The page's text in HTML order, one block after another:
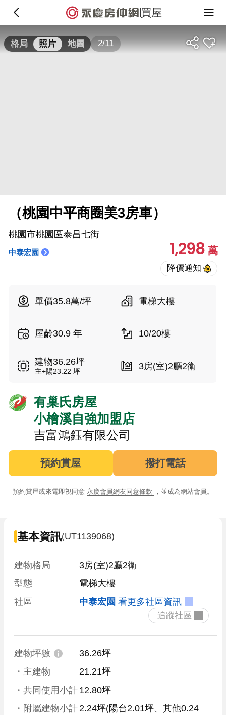
買屋
格局 照片 地圖 2/11
（桃園中平商圈美3房車）
桃園市桃園區泰昌七街
中泰宏園 1,298萬
單價35.8萬/坪 電梯大樓
屋齡30.9 年 10/20樓
建物36.26坪
主+陽23.22 坪 3房(室)2廳2衛
有巢氏房屋
小檜溪自強加盟店
吉富鴻鈺有限公司
預約賞屋 撥打電話
預約賞屋或來電即視同意 永慶會員網友同意條款 ，並成為網站會員。
基本資訊(UT1139068)
建物格局
3房(室)2廳2衛
型態
電梯大樓
社區
中泰宏園 看更多社區資訊
建物坪數
36.26坪
・主建物
21.21坪
・共同使用小計 12.80坪
・附屬建物小計 2.24坪(陽台2.01坪、其他0.24